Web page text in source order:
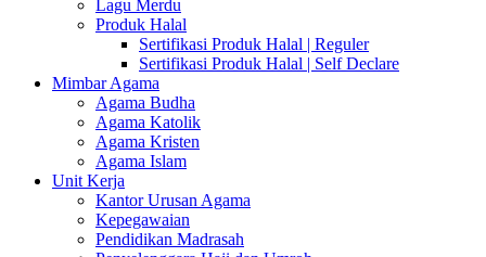
Lagu Merdu
Produk Halal
Sertifikasi Produk Halal | Reguler
Sertifikasi Produk Halal | Self Declare
Mimbar Agama
Agama Budha
Agama Katolik
Agama Kristen
Agama Islam
Unit Kerja
Kantor Urusan Agama
Kepegawaian
Pendidikan Madrasah